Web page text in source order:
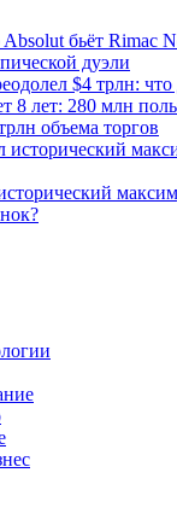
Absolut бьёт Rimac
дуэли
$4 трлн: что
8 лет: 280 млн
объема торгов
исторический